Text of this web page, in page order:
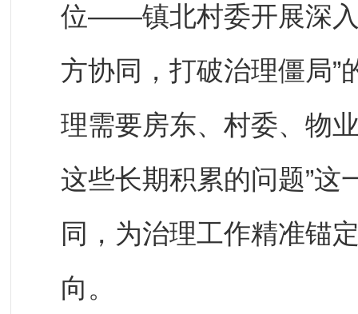
位——镇北村委开展深入
方协同，打破治理僵局”
理需要房东、村委、物
这些长期积累的问题”这
同，为治理工作精准锚
向。